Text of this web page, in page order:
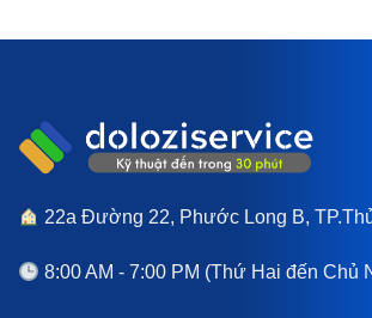
22a Đường 22, Phước Long B,
8:00 AM - 7:00 PM (Thứ Hai đến Chủ